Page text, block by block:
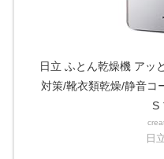
日立 ふとん乾燥機 アッ
対策/靴衣類乾燥/静音コ
S
日